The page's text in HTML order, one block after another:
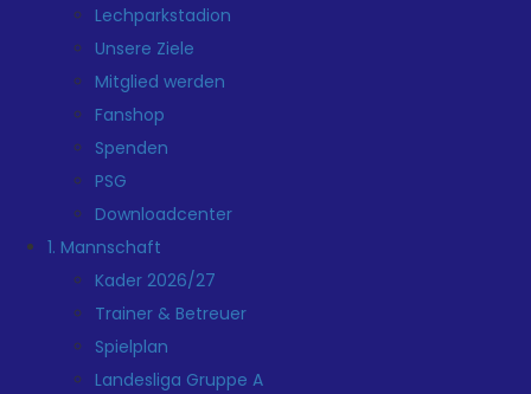
Lechparkstadion
Unsere Ziele
Mitglied werden
Fanshop
Spenden
PSG
Downloadcenter
1. Mannschaft
Kader 2026/27
Trainer & Betreuer
Spielplan
Landesliga Gruppe A